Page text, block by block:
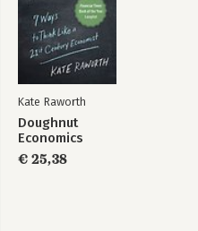
Kate Raworth
Doughnut
Economics
€ 25,38